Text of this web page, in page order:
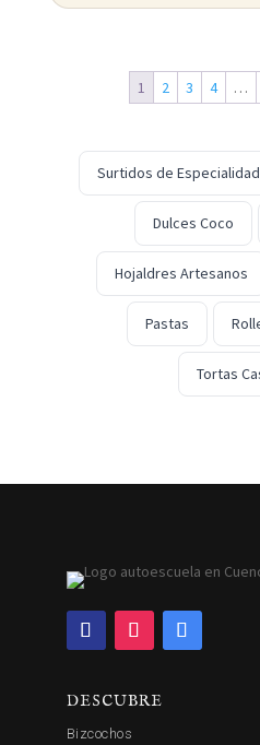
1 2 3 4 …
Surtidos de
Dulces Coco
Hojaldres Artesanos
Pastas
Tortas
DESCUBRE
Bizcochos